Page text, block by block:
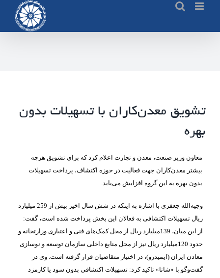
content
تشویق معدن‌کاران با تسهیلات بدون
بهره
معاون وزیر صنعت، معدن و تجارت اعلام کرد که برای تشویق هرچه
بیشتر معدن‌کاران جهت فعالیت در حوزه اکتشاف، پرداخت تسهیلات
بدون بهره به این گروه افزایش می‌یابد.
وجیه‌الله جعفری با اشاره به اینکه در شش سال اخیر بیش از 259 میلیارد
ریال تسهیلات اکتشافی به فعالان این بخش پرداخت شده است، گفت:
از این میان، 139میلیارد ریال از محل کمک‌های فنی و اعتباری وزارتخانه و
حدود 120میلیارد ریال نیز از محل منابع داخلی سازمان توسعه و نوسازی
معادن ایران (ایمیدرو)، در اختیار متقاضیان قرار گرفته است. وی در
گفت‌و‌گو با «شاتا» تاکید کرد: تسهیلات اکتشافی بدون سود یا کارمزد